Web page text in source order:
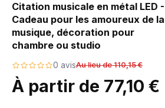
Citation musicale en métal LED -
Cadeau pour les amoureux de la
musique, décoration pour
chambre ou studio
0 avisAu lieu de 110,15 €
À partir de 77,10 €